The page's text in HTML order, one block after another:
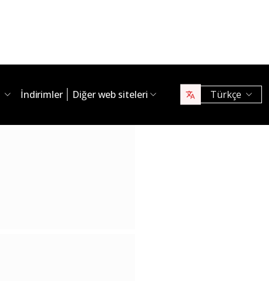
İndirimler Diğer web siteleri Türkçe